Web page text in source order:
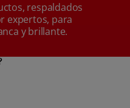
respaldados
expertos, para
y brillante.